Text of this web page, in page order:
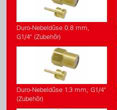
Duro-Nebeldüse 0.8 mm,
G1/4" (Zubehör)
Duro-Nebeldüse 1.3 mm, G1/4"
(Zubehör)